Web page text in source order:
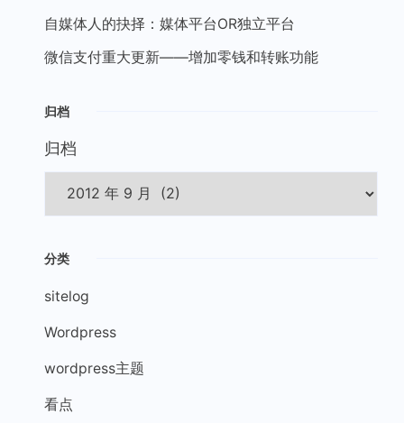
自媒体人的抉择：媒体平台OR独立平台
微信支付重大更新——增加零钱和转账功能
归档
归档
分类
sitelog
Wordpress
wordpress主题
看点